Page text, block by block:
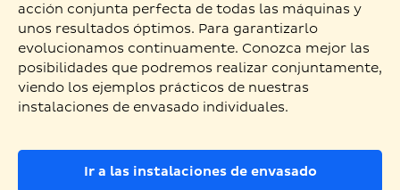
acción conjunta perfecta de todas las máquinas y
unos resultados óptimos. Para garantizarlo
evolucionamos continuamente. Conozca mejor las
posibilidades que podremos realizar conjuntamente,
viendo los ejemplos prácticos de nuestras
instalaciones de envasado individuales.
Ir a las instalaciones de envasado